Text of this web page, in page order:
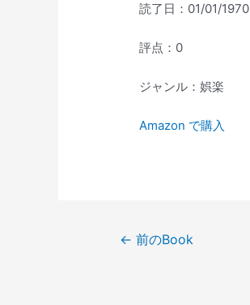
読了日：01/01/1970
評点：0
ジャンル：娯楽
Amazon で購入
← 前のBook